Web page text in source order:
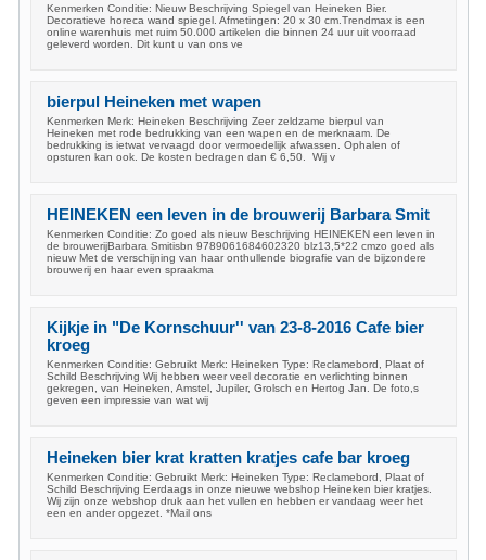
Kenmerken Conditie: Nieuw Beschrijving Spiegel van Heineken Bier.
Decoratieve horeca wand spiegel. Afmetingen: 20 x 30 cm.Trendmax is een
online warenhuis met ruim 50.000 artikelen die binnen 24 uur uit voorraad
geleverd worden. Dit kunt u van ons ve
bierpul Heineken met wapen
Kenmerken Merk: Heineken Beschrijving Zeer zeldzame bierpul van
Heineken met rode bedrukking van een wapen en de merknaam. De
bedrukking is ietwat vervaagd door vermoedelijk afwassen. Ophalen of
opsturen kan ook. De kosten bedragen dan € 6,50. Wij v
HEINEKEN een leven in de brouwerij Barbara Smit
Kenmerken Conditie: Zo goed als nieuw Beschrijving HEINEKEN een leven in
de brouwerijBarbara Smitisbn 9789061684602320 blz13,5*22 cmzo goed als
nieuw Met de verschijning van haar onthullende biografie van de bijzondere
brouwerij en haar even spraakma
Kijkje in "De Kornschuur'' van 23-8-2016 Cafe bier
kroeg
Kenmerken Conditie: Gebruikt Merk: Heineken Type: Reclamebord, Plaat of
Schild Beschrijving Wij hebben weer veel decoratie en verlichting binnen
gekregen, van Heineken, Amstel, Jupiler, Grolsch en Hertog Jan. De foto,s
geven een impressie van wat wij
Heineken bier krat kratten kratjes cafe bar kroeg
Kenmerken Conditie: Gebruikt Merk: Heineken Type: Reclamebord, Plaat of
Schild Beschrijving Eerdaags in onze nieuwe webshop Heineken bier kratjes.
Wij zijn onze webshop druk aan het vullen en hebben er vandaag weer het
een en ander opgezet. *Mail ons